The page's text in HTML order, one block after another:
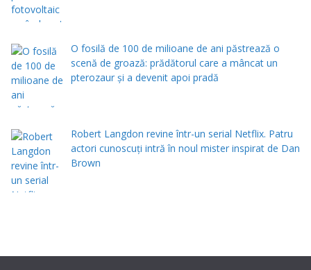
O fosilă de 100 de milioane de ani păstrează o
scenă de groază: prădătorul care a mâncat un
pterozaur și a devenit apoi pradă
Robert Langdon revine într-un serial Netflix. Patru
actori cunoscuți intră în noul mister inspirat de Dan
Brown